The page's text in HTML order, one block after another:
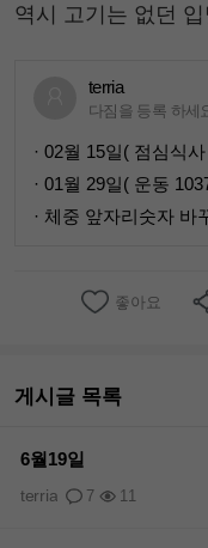
역시 고기는 없던
terria
다짐을 등록 하세
· 02월 15일( 점심식
· 01월 29일( 운동
· 체중 앞자리숫자 바
좋아요
게시글 목록
6월19일
7 11
terria